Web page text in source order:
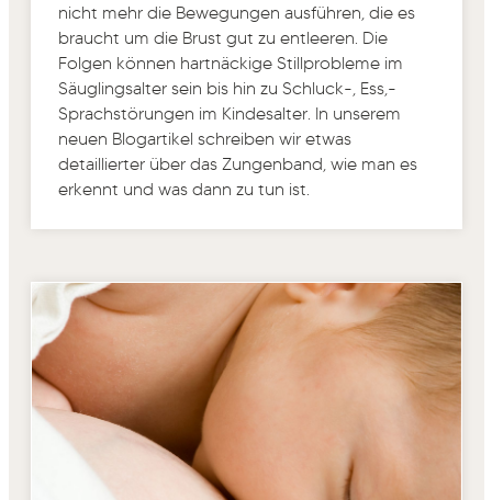
nicht mehr die Bewegungen ausführen, die es
braucht um die Brust gut zu entleeren. Die
Folgen können hartnäckige Stillprobleme im
Säuglingsalter sein bis hin zu Schluck-, Ess,-
Sprachstörungen im Kindesalter. In unserem
neuen Blogartikel schreiben wir etwas
detaillierter über das Zungenband, wie man es
erkennt und was dann zu tun ist.